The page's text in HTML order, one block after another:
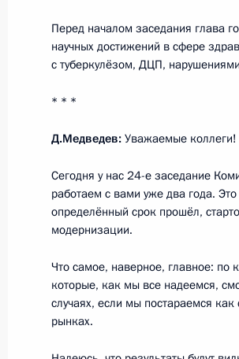
Саммит «Группы
25 мая 2011
Совещание с
25 мая 2011 года,
Указ о
Перед началом заседания глава
научных достижений в сфере
с туберкулёзом, ДЦП,
* * *
Д.Медведев: Уважаемые коллеги!
Сегодня у нас 24-е заседание
работаем с вами уже два года.
определённый срок прошёл,
модернизации.
Что самое, наверное, главное: по
которые, как мы все надеемся,
случаях, если мы постараемся
рынках.